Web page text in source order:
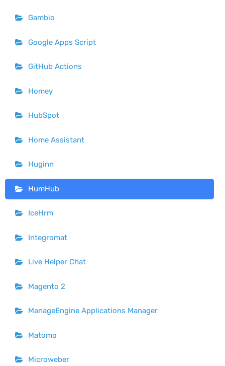
Gambio
Google Apps Script
GitHub Actions
Homey
HubSpot
Home Assistant
Huginn
HumHub
IceHrm
Integromat
Live Helper Chat
Magento 2
ManageEngine Applications Manager
Matomo
Microweber